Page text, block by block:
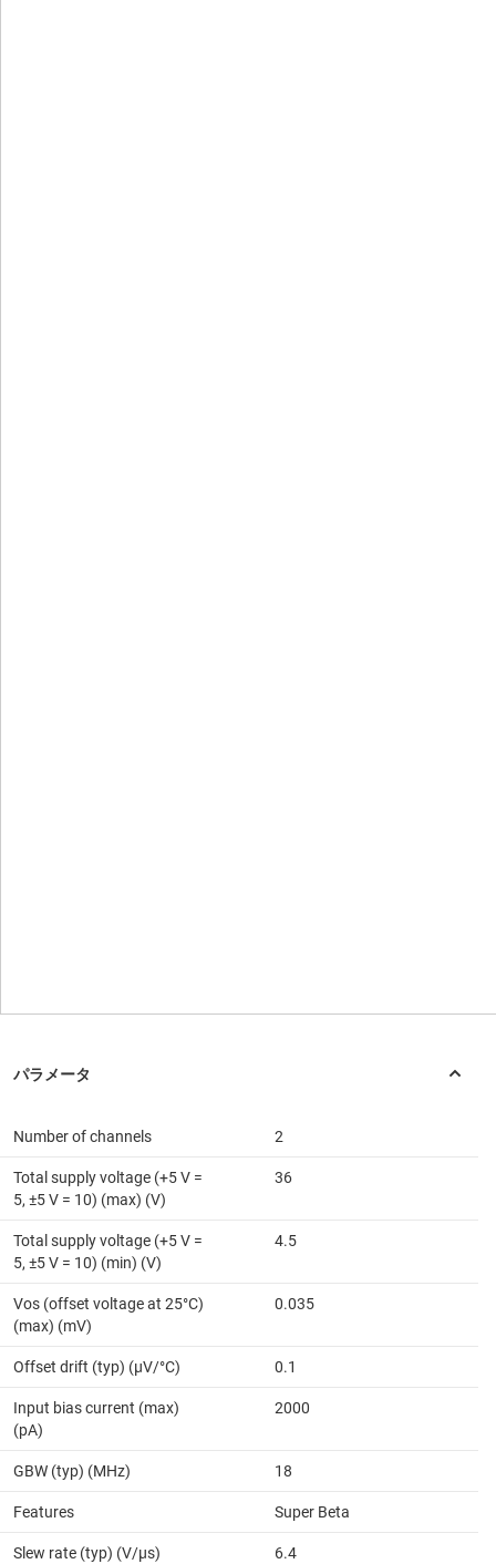
Number of channels 2
Total supply voltage (+5 V =
5, ±5 V = 10) (max) (V)
36
Total supply voltage (+5 V =
5, ±5 V = 10) (min) (V)
4.5
Vos (offset voltage at 25°C)
(max) (mV)
0.035
Offset drift (typ) (µV/°C) 0.1
Input bias current (max)
(pA)
2000
GBW (typ) (MHz) 18
Features Super Beta
Slew rate (typ) (V/µs) 6.4